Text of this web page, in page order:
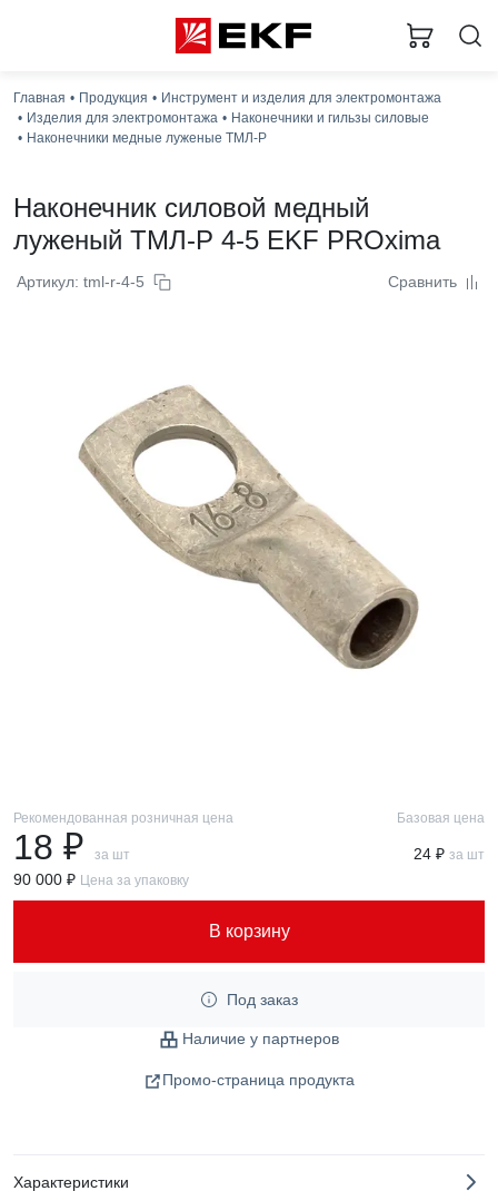
Главная Продукция
Инструмент и изделия для электромонтажа
Изделия для электромонтажа
Наконечники и гильзы силовые
Наконечники медные луженые ТМЛ-Р
Наконечник силовой медный
луженый ТМЛ-Р 4-5 EKF PROxima
Артикул: tml-r-4-5 Сравнить
Рекомендованная розничная цена
18 ₽ за шт
Базовая цена
24 ₽ за шт
90 000 ₽ Цена за упаковку
В корзину
Под заказ
Наличие у партнеров
Промо-страница продукта
Характеристики